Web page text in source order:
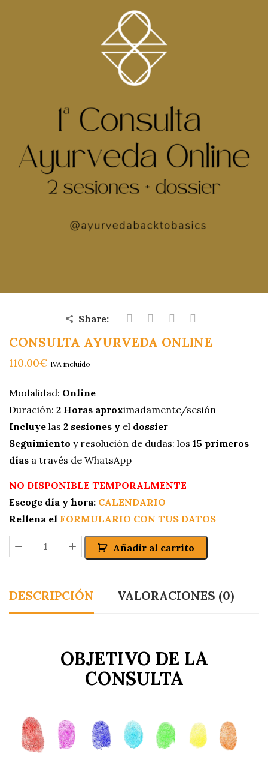
Share:
CONSULTA AYURVEDA ONLINE
110.00€ IVA incluído
Modalidad: Online
Duración: 2 Horas aproximadamente/sesión
Incluye las 2 sesiones y el dossier
Seguimiento y resolución de dudas: los 15 primeros
días a través de WhatsApp
NO DISPONIBLE TEMPORALMENTE
Escoge día y hora: CALENDARIO
Rellena el FORMULARIO CON TUS DATOS
Añadir al carrito
DESCRIPCIÓN VALORACIONES (0)
OBJETIVO DE LA
CONSULTA